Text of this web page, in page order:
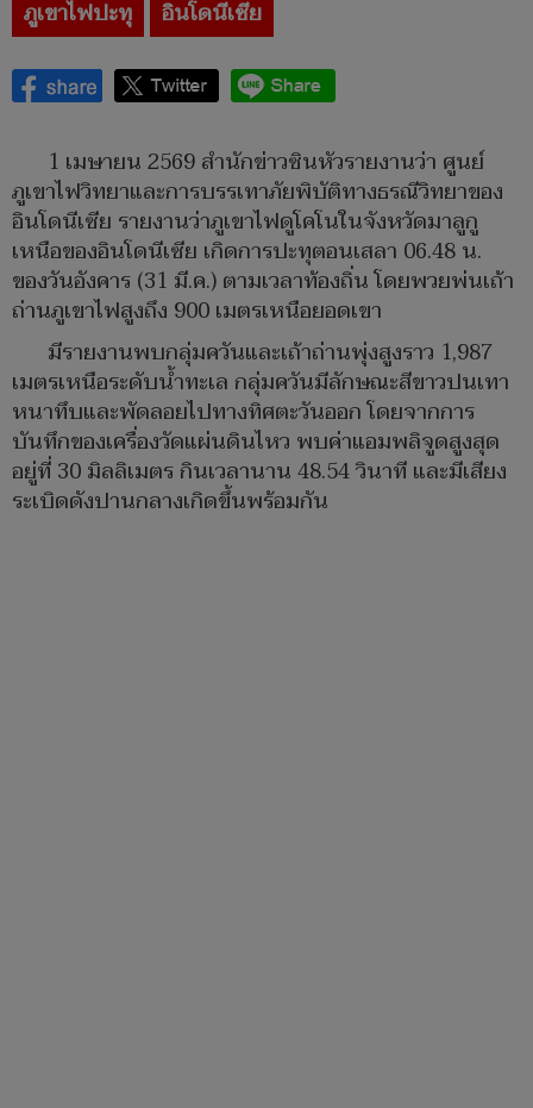
ภูเขาไฟปะทุ
อินโดนีเซีย
1 เมษายน 2569 สำนักข่าวซินหัวรายงานว่า ศูนย์
ภูเขาไฟวิทยาและการบรรเทาภัยพิบัติทางธรณีวิทยาของ
อินโดนีเซีย รายงานว่าภูเขาไฟดูโคโนในจังหวัดมาลูกู
เหนือของอินโดนีเซีย เกิดการปะทุตอนเสลา 06.48 น.
ของวันอังคาร (31 มี.ค.) ตามเวลาท้องถิ่น โดยพวยพ่นเถ้า
ถ่านภูเขาไฟสูงถึง 900 เมตรเหนือยอดเขา
มีรายงานพบกลุ่มควันและเถ้าถ่านพุ่งสูงราว 1,987
เมตรเหนือระดับน้ำทะเล กลุ่มควันมีลักษณะสีขาวปนเทา
หนาทึบและพัดลอยไปทางทิศตะวันออก โดยจากการ
บันทึกของเครื่องวัดแผ่นดินไหว พบค่าแอมพลิจูดสูงสุด
อยู่ที่ 30 มิลลิเมตร กินเวลานาน 48.54 วินาที และมีเสียง
ระเบิดดังปานกลางเกิดขึ้นพร้อมกัน